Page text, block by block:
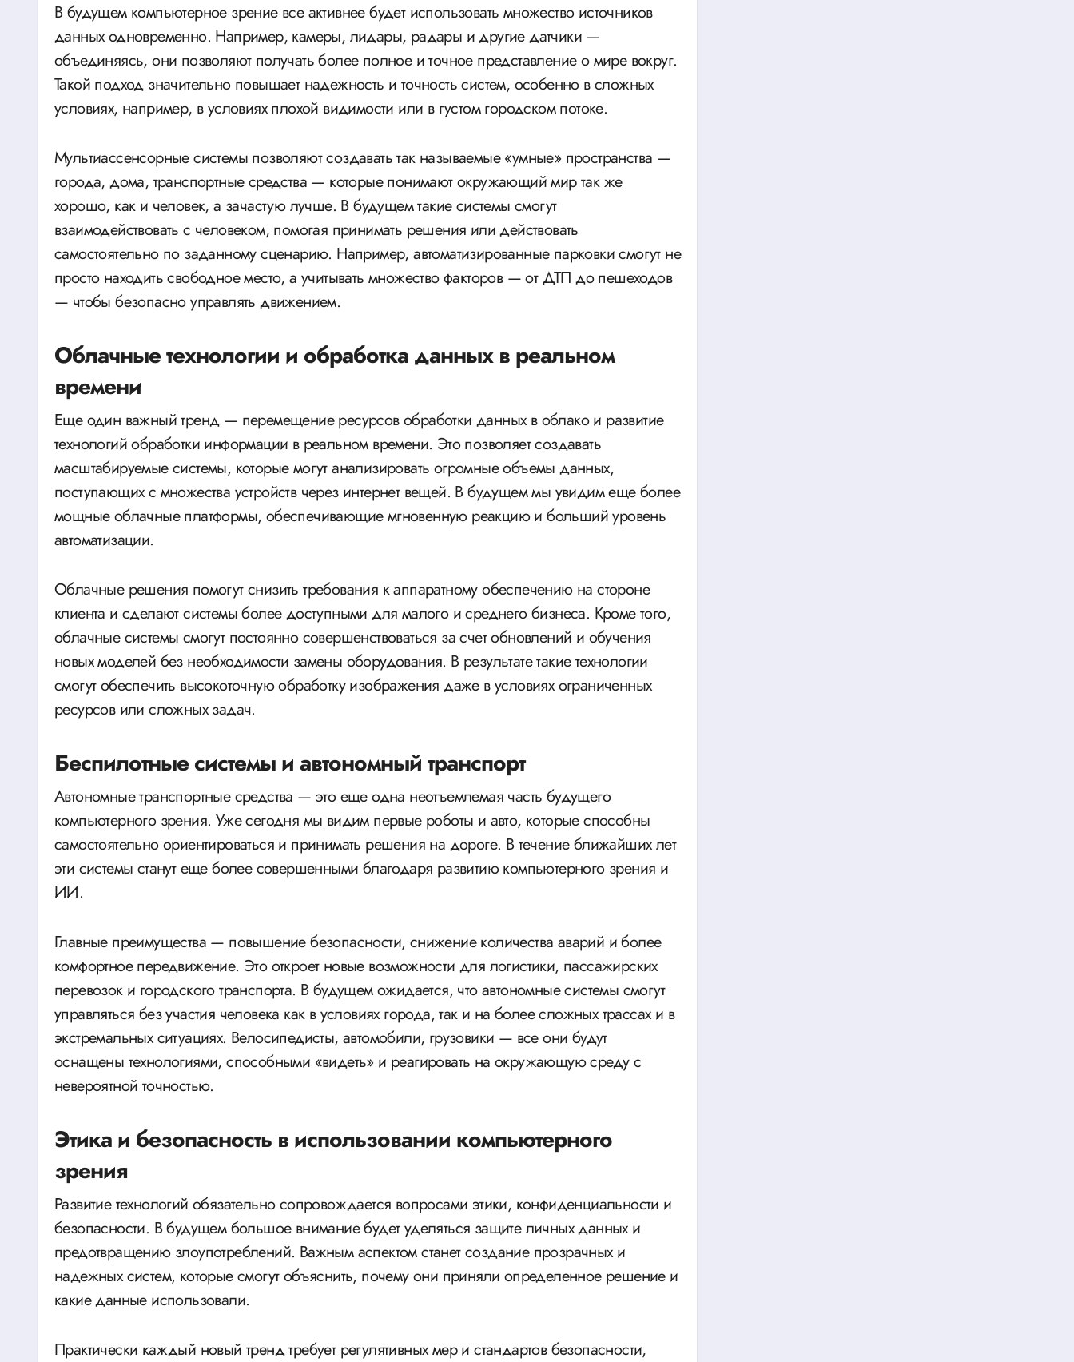
В будущем компьютерное зрение все активнее будет использовать множество источников
данных одновременно. Например, камеры, лидары, радары и другие датчики —
объединяясь, они позволяют получать более полное и точное представление о мире вокруг.
Такой подход значительно повышает надежность и точность систем, особенно в сложных
условиях, например, в условиях плохой видимости или в густом городском потоке.
Мультиассенсорные системы позволяют создавать так называемые «умные» пространства —
города, дома, транспортные средства — которые понимают окружающий мир так же
хорошо, как и человек, а зачастую лучше. В будущем такие системы смогут
взаимодействовать с человеком, помогая принимать решения или действовать
самостоятельно по заданному сценарию. Например, автоматизированные парковки смогут не
просто находить свободное место, а учитывать множество факторов — от ДТП до пешеходов
— чтобы безопасно управлять движением.
Облачные технологии и обработка данных в реальном
времени
Еще один важный тренд — перемещение ресурсов обработки данных в облако и развитие
технологий обработки информации в реальном времени. Это позволяет создавать
масштабируемые системы, которые могут анализировать огромные объемы данных,
поступающих с множества устройств через интернет вещей. В будущем мы увидим еще более
мощные облачные платформы, обеспечивающие мгновенную реакцию и больший уровень
автоматизации.
Облачные решения помогут снизить требования к аппаратному обеспечению на стороне
клиента и сделают системы более доступными для малого и среднего бизнеса. Кроме того,
облачные системы смогут постоянно совершенствоваться за счет обновлений и обучения
новых моделей без необходимости замены оборудования. В результате такие технологии
смогут обеспечить высокоточную обработку изображения даже в условиях ограниченных
ресурсов или сложных задач.
Беспилотные системы и автономный транспорт
Автономные транспортные средства — это еще одна неотъемлемая часть будущего
компьютерного зрения. Уже сегодня мы видим первые роботы и авто, которые способны
самостоятельно ориентироваться и принимать решения на дороге. В течение ближайших лет
эти системы станут еще более совершенными благодаря развитию компьютерного зрения и
ИИ.
Главные преимущества — повышение безопасности, снижение количества аварий и более
комфортное передвижение. Это откроет новые возможности для логистики, пассажирских
перевозок и городского транспорта. В будущем ожидается, что автономные системы смогут
управляться без участия человека как в условиях города, так и на более сложных трассах и в
экстремальных ситуациях. Велосипедисты, автомобили, грузовики — все они будут
оснащены технологиями, способными «видеть» и реагировать на окружающую среду с
невероятной точностью.
Этика и безопасность в использовании компьютерного
зрения
Развитие технологий обязательно сопровождается вопросами этики, конфиденциальности и
безопасности. В будущем большое внимание будет уделяться защите личных данных и
предотвращению злоупотреблений. Важным аспектом станет создание прозрачных и
надежных систем, которые смогут объяснить, почему они приняли определенное решение и
какие данные использовали.
Практически каждый новый тренд требует регулятивных мер и стандартов безопасности,